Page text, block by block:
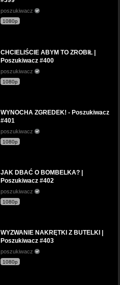
poszukiwacz
1080p
CHCIELIŚCIE ABYM TO ZROBIŁ |
Poszukiwacz #400
poszukiwacz
1080p
WYNOCHA ZGREDEK! - Poszukiwacz
#401
poszukiwacz
1080p
JAK DBAĆ O BOMBELKA? |
Poszukiwacz #402
poszukiwacz
1080p
WYZWANIE NAKRĘTKI Z BUTELKI |
Poszukiwacz #403
poszukiwacz
1080p